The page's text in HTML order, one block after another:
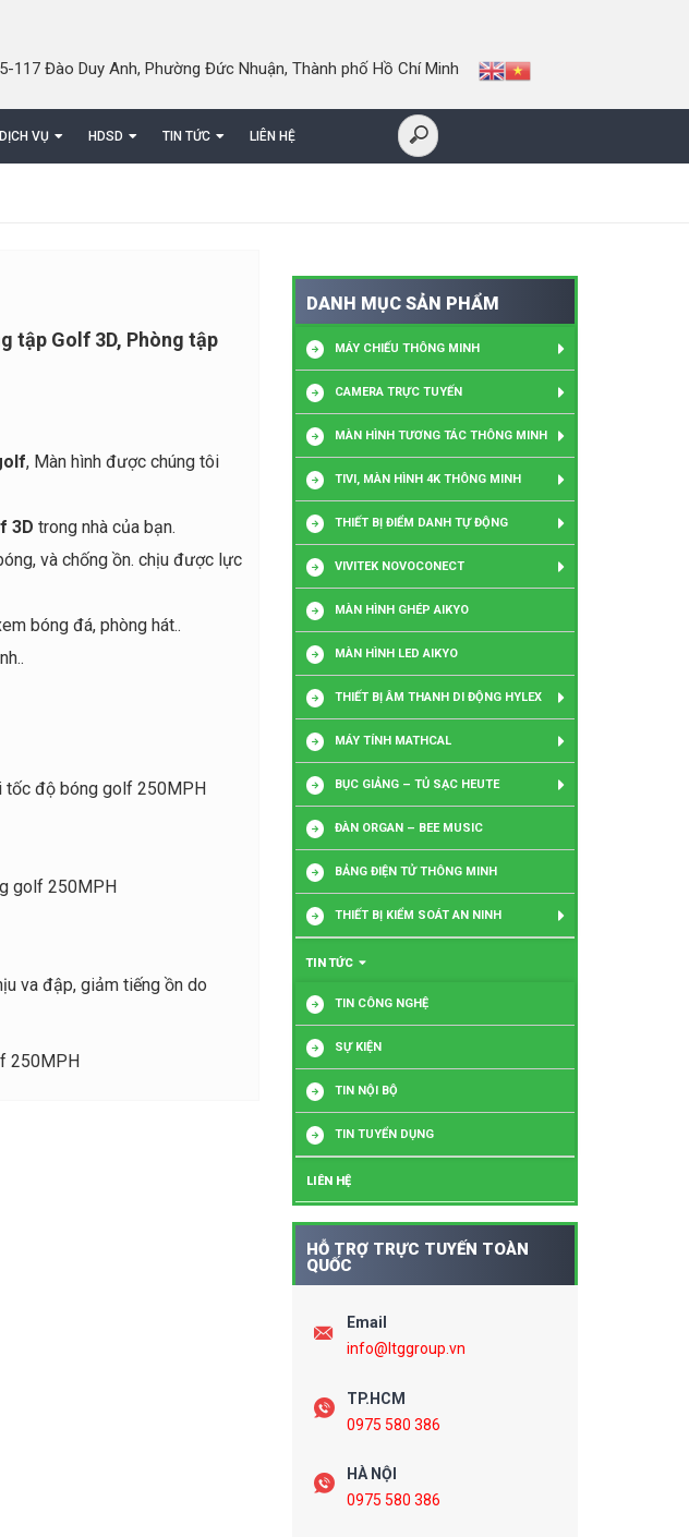
117 Đào Duy Anh, Phường Đức Nhuận, Thành phố Hồ Chí Minh
VỤ HDSD TIN TỨC LIÊN HỆ
tập Golf 3D, Phòng tập
, Màn hình được chúng tôi
3D trong nhà của bạn.
và chống ồn. chịu được lực
bóng đá, phòng hát..
tốc độ bóng golf 250MPH
golf 250MPH
va đập, giảm tiếng ồn do
250MPH
DANH MỤC SẢN PHẨM
MÁY CHIẾU THÔNG MINH
CAMERA TRỰC TUYẾN
MÀN HÌNH TƯƠNG TÁC THÔNG MINH
TIVI, MÀN HÌNH 4K THÔNG MINH
THIẾT BỊ ĐIỂM DANH TỰ ĐỘNG
VIVITEK NOVOCONECT
MÀN HÌNH GHÉP AIKYO
MÀN HÌNH LED AIKYO
THIẾT BỊ ÂM THANH DI ĐỘNG HYLEX
MÁY TÍNH MATHCAL
BỤC GIẢNG – TỦ SẠC HEUTE
ĐÀN ORGAN – BEE MUSIC
BẢNG ĐIỆN TỬ THÔNG MINH
THIẾT BỊ KIỂM SOÁT AN NINH
TIN TỨC
TIN CÔNG NGHỆ
SỰ KIỆN
TIN NỘI BỘ
TIN TUYỂN DỤNG
LIÊN HỆ
HỖ TRỢ TRỰC TUYẾN TOÀN
QUỐC
Email
info@ltggroup.vn
TP.HCM
0975 580 386
HÀ NỘI
0975 580 386